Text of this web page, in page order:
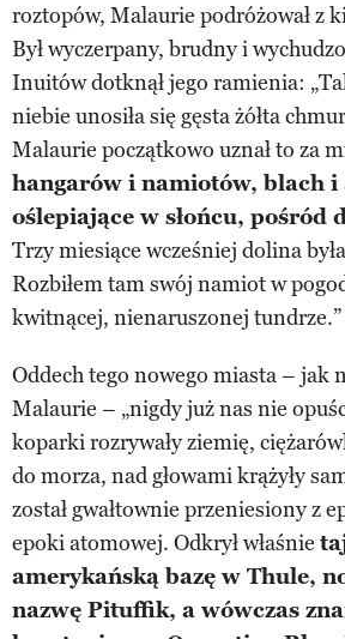
roztopów, Malaurie podróżował z
Był wyczerpany, brudny i
Inuitów dotknął jego ramienia:
niebie unosiła się gęsta żółta
Malaurie początkowo uznał to za
hangarów i namiotów, blach
oślepiające w słońcu, pośród
Trzy miesiące wcześniej dolina
Rozbiłem tam swój namiot w
kwitnącej, nienaruszonej tundrze.”
Oddech tego nowego miasta – jak
Malaurie – „nigdy już nas nie
koparki rozrywały ziemię,
do morza, nad głowami krążyły
został gwałtownie przeniesiony z
epoki atomowej. Odkrył właśnie
amerykańską bazę w Thule,
nazwę Pituffik, a wówczas